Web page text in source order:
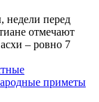
недели перед
отмечают
– ровно 7
приметы